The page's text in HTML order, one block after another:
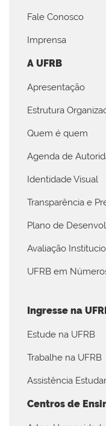
Fale Conosco
Imprensa
A UFRB
Apresentação
Estrutura
Quem é quem
Agenda de
Identidade Visual
Transparência e
Plano de
Avaliação
UFRB em
Ingresse na
Estude na UFRB
Trabalhe na UFRB
Assistência
Centros de